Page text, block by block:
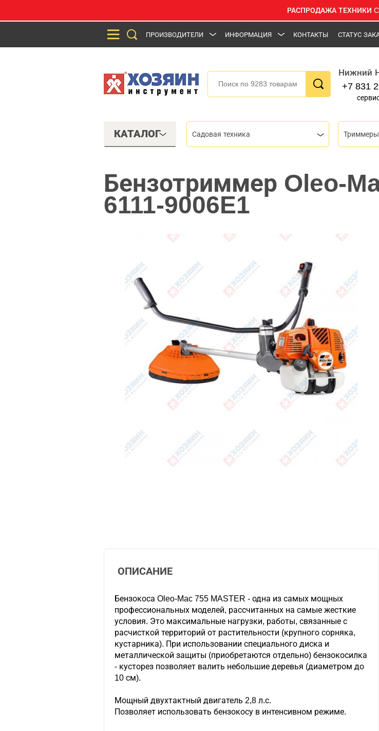
РАСПРОДАЖА ТЕХНИКИ
ПРОИЗВОДИТЕЛИ ИНФОРМАЦИЯ КОНТАКТЫ СТАТУС
Нижний
+7 831
КАТАЛОГ Садовая техника
Бензотриммер Oleo-
6111-9006E1
ОПИСАНИЕ
Бензокоса Oleo-Mac 755 MASTER - одна из самых мощных
профессиональных моделей, рассчитанных на самые жесткие
условия. Это максимальные нагрузки, работы, связанные с
расчисткой территорий от растительности (крупного сорняка,
кустарника). При использовании специального диска и
металлической защиты (приобретаются отдельно) бензокосилка
- кусторез позволяет валить небольшие деревья (диаметром до
10 см).
Мощный двухтактный двигатель 2,8 л.с.
Позволяет использовать бензокосу в интенсивном режиме.